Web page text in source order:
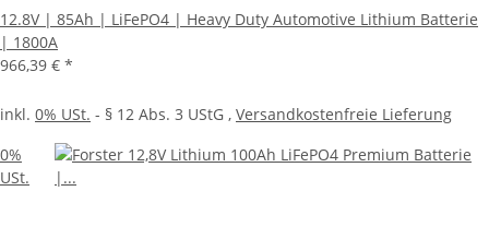
12.8V | 85Ah | LiFePO4 | Heavy Duty Automotive Lithium Batterie
| 1800A
966,39 € *
inkl. 0% USt. - § 12 Abs. 3 UStG , Versandkostenfreie Lieferung
0%
USt.